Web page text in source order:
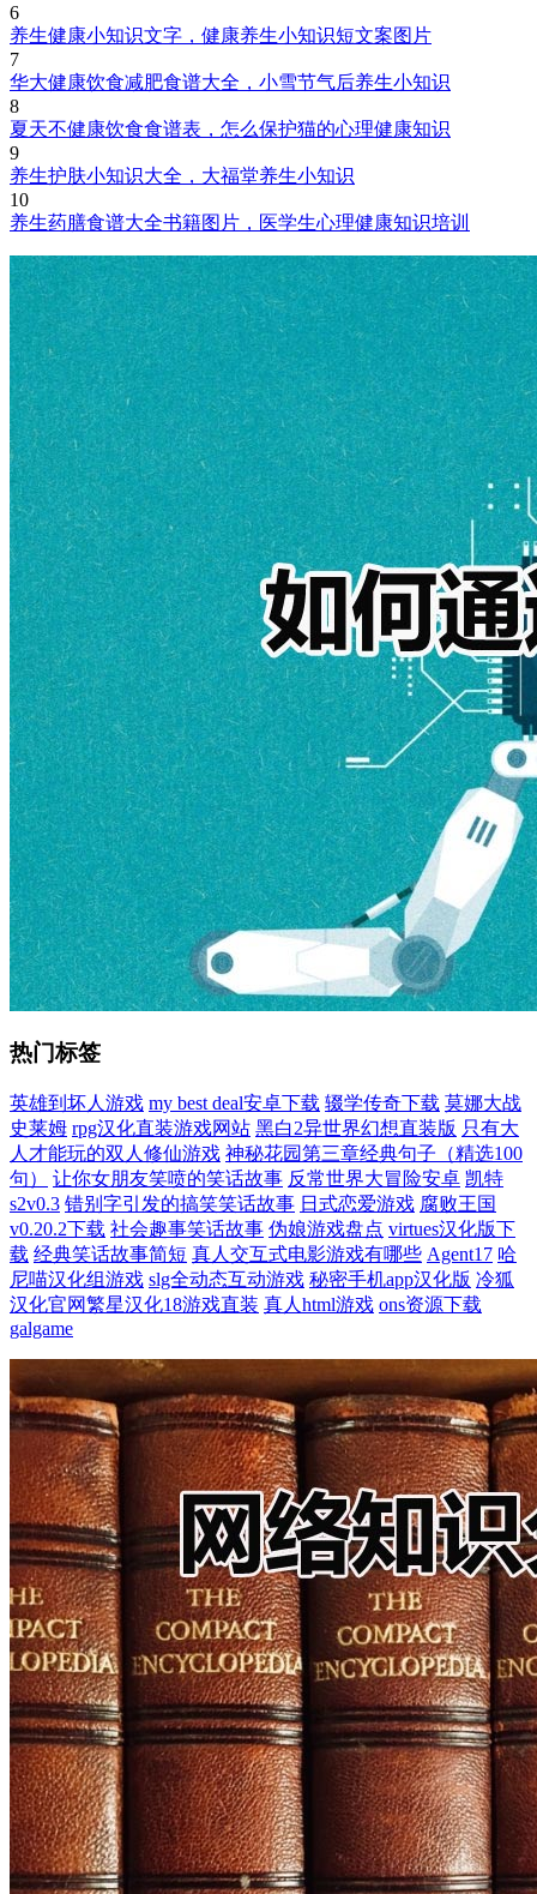
6
养生健康小知识文字，健康养生小知识短文案图片
7
华大健康饮食减肥食谱大全，小雪节气后养生小知识
8
夏天不健康饮食食谱表，怎么保护猫的心理健康知识
9
养生护肤小知识大全，大福堂养生小知识
10
养生药膳食谱大全书籍图片，医学生心理健康知识培训
热门标签
英雄到坏人游戏 my best deal安卓下载 辍学传奇下载 莫娜大战
史莱姆 rpg汉化直装游戏网站 黑白2异世界幻想直装版 只有大
人才能玩的双人修仙游戏 神秘花园第三章经典句子（精选100
句）
让你女朋友笑喷的笑话故事 反常世界大冒险安卓 凯特
s2v0.3 错别字引发的搞笑笑话故事 日式恋爱游戏 腐败王国
v0.20.2下载 社会趣事笑话故事 伪娘游戏盘点 virtues汉化版下
载 经典笑话故事简短 真人交互式电影游戏有哪些 Agent17 哈
尼喵汉化组游戏 slg全动态互动游戏 秘密手机app汉化版 冷狐
汉化官网繁星汉化18游戏直装 真人html游戏 ons资源下载
galgame